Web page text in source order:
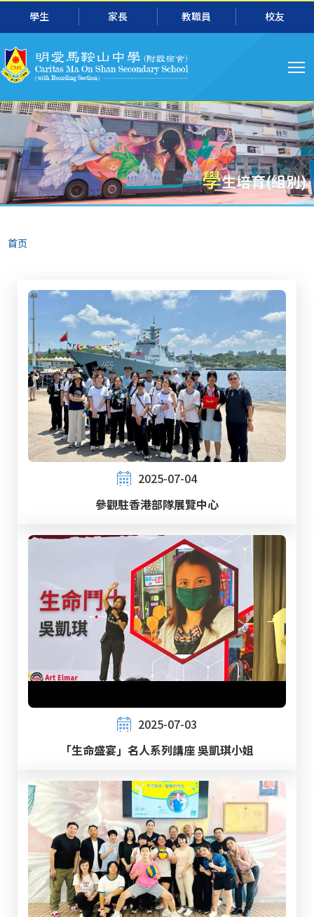
跳转到主要内容
學生 家長 教職員 校友
导
航
學生培育(組別)
面
包
首页
2025-07-04
參觀駐香港部隊展覽中心
2025-07-03
「生命盛宴」名人系列講座 吳凱琪小姐